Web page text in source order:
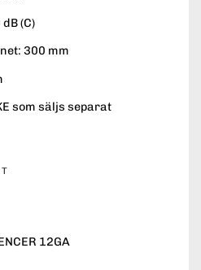
(C)
300 mm
som säljs separat
12GA